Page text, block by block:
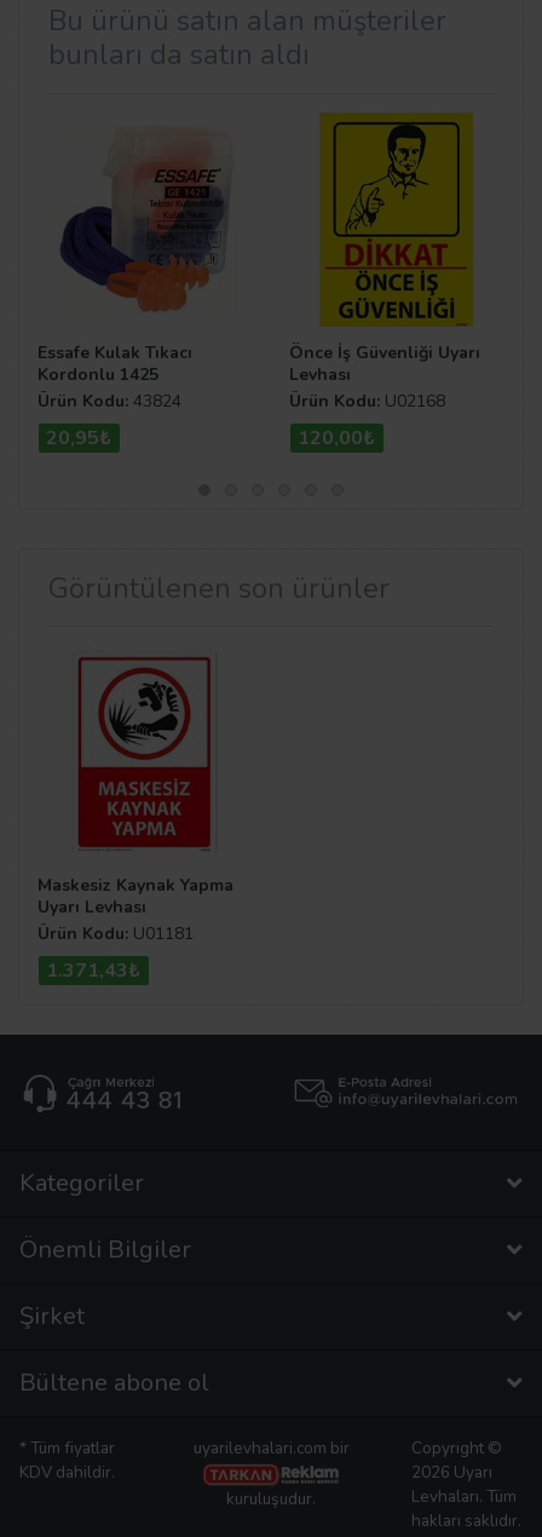
Bu ürünü satın alan müşteriler
bunları da satın aldı
Essafe Kulak Tıkacı
Kordonlu 1425
Ürün Kodu: 43824
20,95₺
Önce İş Güvenliği Uyarı
Levhası
Ürün Kodu: U02168
120,00₺
Görüntülenen son ürünler
Maskesiz Kaynak Yapma
Uyarı Levhası
Ürün Kodu: U01181
1.371,43₺
Kategoriler
Önemli Bilgiler
Şirket
Bültene abone ol
* Tüm fiyatlar
KDV dahildir.
uyarilevhalari.com bir
kuruluşudur.
Copyright ©
2026 Uyarı
Levhaları. Tüm
hakları saklıdır.